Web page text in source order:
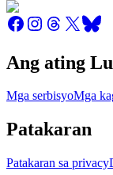
Ang ating
Mga serbisyoMga
Patakaran
Patakaran sa privacy